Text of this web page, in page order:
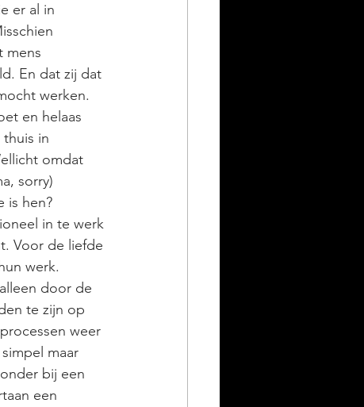
er al in
mens
En dat zij dat
werken.
en helaas
in
omdat
sorry)
is hen?
in te werk
Voor de liefde
werk.
door de
te zijn op
weer
maar
bij een
een